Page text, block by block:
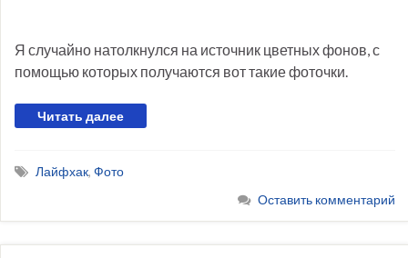
Я случайно натолкнулся на источник цветных фонов, с
помощью которых получаются вот такие фоточки.
Читать далее
Лайфхак, Фото
Оставить комментарий